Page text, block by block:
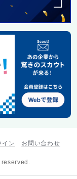
イン お問い合わせ